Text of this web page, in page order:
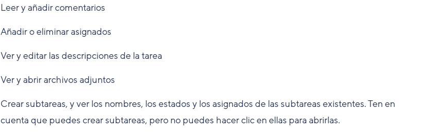
Leer y añadir comentarios
Añadir o eliminar asignados
Ver y editar las descripciones de la tarea
Ver y abrir archivos adjuntos
Crear subtareas, y ver los nombres, los estados y los asignados de las subtareas existentes. Ten en
cuenta que puedes crear subtareas, pero no puedes hacer clic en ellas para abrirlas.